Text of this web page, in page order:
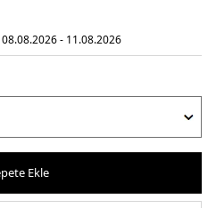
08.08.2026 - 11.08.2026
Ekle